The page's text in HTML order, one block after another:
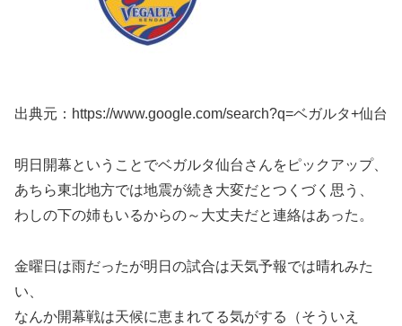
出典元：https://www.google.com/search?q=ベガルタ+仙台
明日開幕ということでベガルタ仙台さんをピックアップ、
あちら東北地方では地震が続き大変だとつくづく思う、
わしの下の姉もいるからの～大丈夫だと連絡はあった。
金曜日は雨だったが明日の試合は天気予報では晴れみた
い、
なんか開幕戦は天候に恵まれてる気がする（そういえ